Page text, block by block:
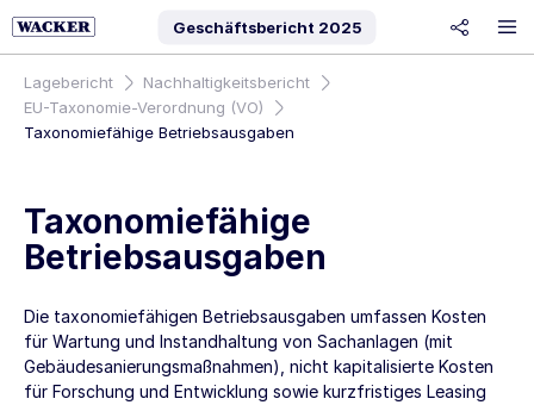
Geschäftsbericht 2025
Lagebericht
Nachhaltigkeitsbericht
EU-Taxonomie-Verordnung (VO)
Taxonomiefähige Betriebsausgaben
Taxonomiefähige
Betriebsausgaben
Die taxonomiefähigen Betriebsausgaben umfassen Kosten
für Wartung und Instandhaltung von Sachanlagen (mit
Gebäudesanierungsmaßnahmen), nicht kapitalisierte Kosten
für Forschung und Entwicklung sowie kurzfristiges Leasing